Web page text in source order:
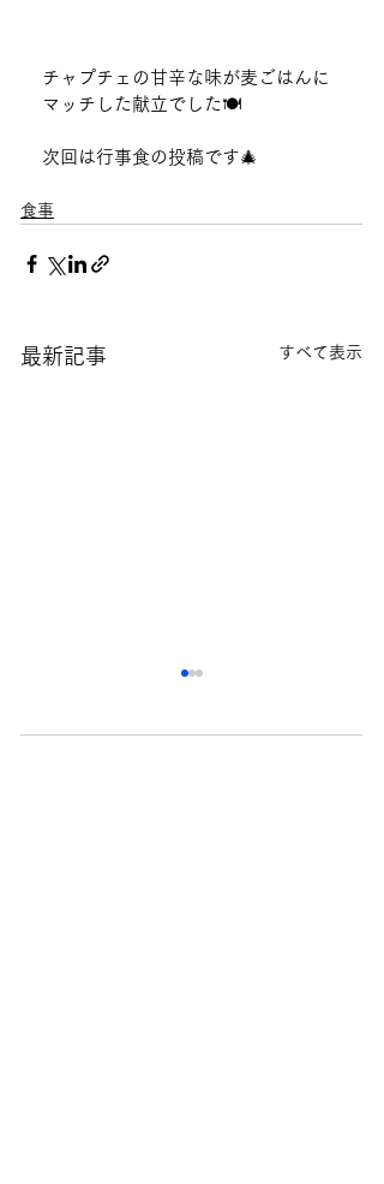
チャプチェの甘辛な味が麦ごはんに
マッチした献立でした🍽️
次回は行事食の投稿です🎄
食事
最新記事 すべて表示